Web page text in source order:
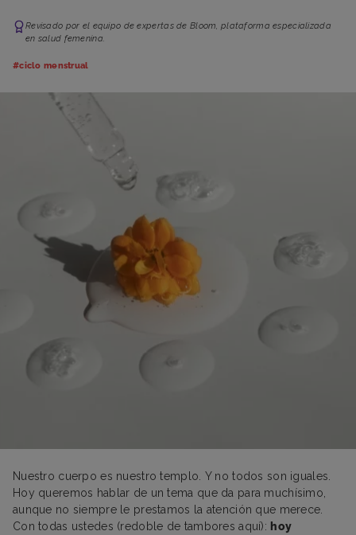
Revisado por el equipo de expertas de Bloom, plataforma especializada
en salud femenina.
#ciclo menstrual
Nuestro cuerpo es nuestro templo. Y no todos son iguales.
Hoy queremos hablar de un tema que da para muchísimo,
aunque no siempre le prestamos la atención que merece.
Con todas ustedes (redoble de tambores aquí): hoy